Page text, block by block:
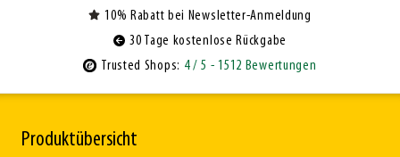
10% Rabatt bei Newsletter-Anmeldung
30 Tage kostenlose Rückgabe
Trusted Shops: 4/ 5 - 1512 Bewertungen
Produktübersicht